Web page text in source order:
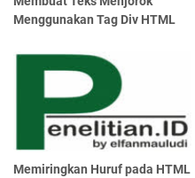
Menggunakan Tag Div HTML
Memiringkan Huruf pada HTML